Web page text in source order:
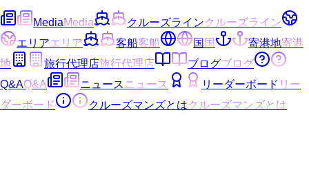
MediaMedia クルーズラインクルーズライン
エリアエリア 客船客船 国国 寄港地寄港
地
旅行代理店旅行代理店 ブログブログ
Q&AQ&A ニュース ニュース リーダーボード リー
ダーボード
クルーズマンズとはクルーズマンズとは